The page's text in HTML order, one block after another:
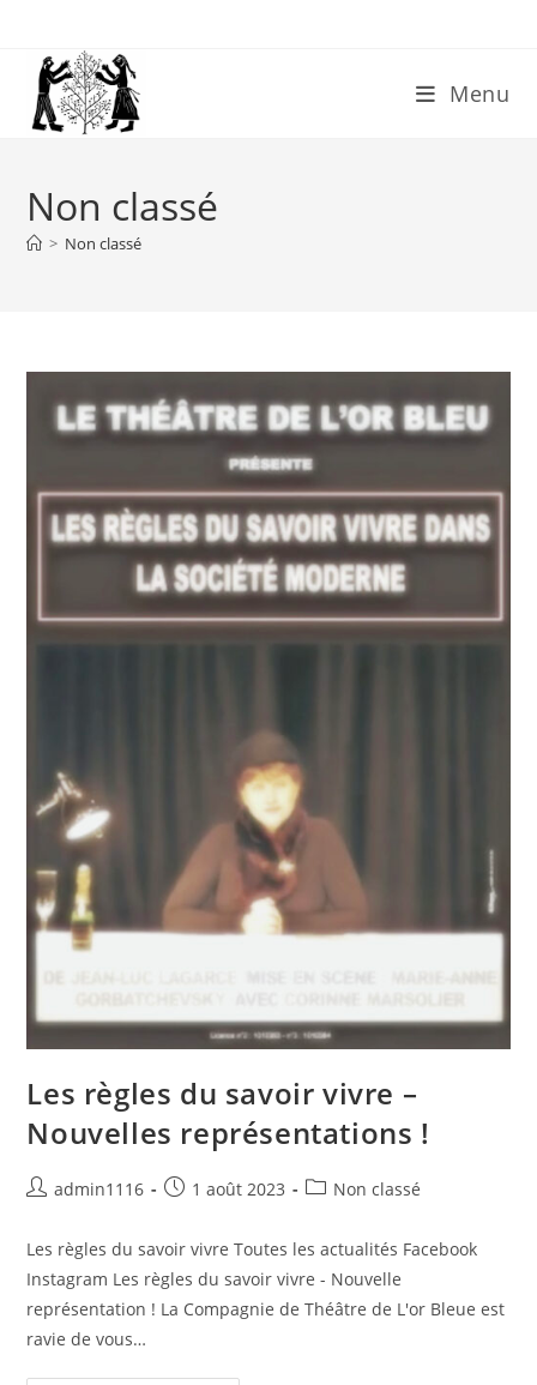
content
Menu
Non classé
> Non classé
Les règles du savoir vivre –
Nouvelles représentations !
Auteur/autrice
la
publication :
admin1116
Publication
1 août 2023
PostNon classé
Les règles du savoir vivre Toutes les actualités Facebook
Instagram Les règles du savoir vivre - Nouvelle
représentation ! La Compagnie de Théâtre de L'or Bleue est
ravie de vous…